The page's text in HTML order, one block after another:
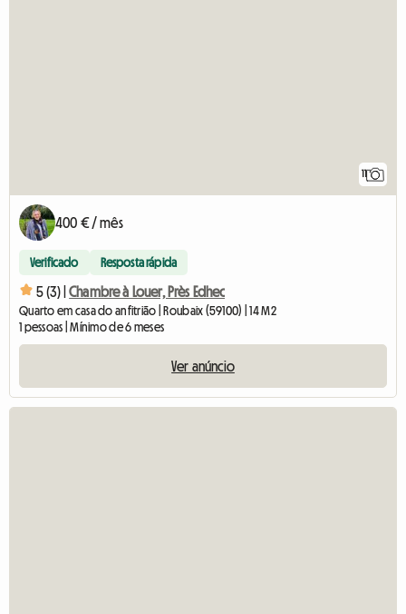
11
400 € / mês
Verificado Resposta rápida
5 (3) | Chambre à Louer, Près Edhec
Quarto em casa do anfitrião | Roubaix (59100) | 14 M2
1 pessoas | Mínimo de 6 meses
Ver anúncio